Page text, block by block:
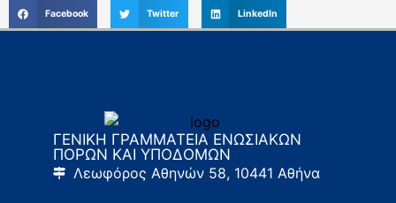
Facebook Twitter LinkedIn
ΓΕΝΙΚΗ ΓΡΑΜΜΑΤΕΙΑ ΕΝΩΣΙΑΚΩΝ
ΠΟΡΩΝ ΚΑΙ ΥΠΟΔΟΜΩΝ
Λεωφόρος Αθηνών 58, 10441 Αθήνα